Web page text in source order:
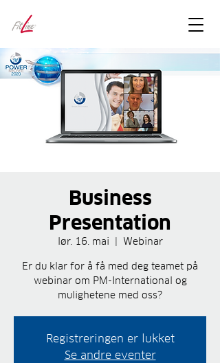
Business
Presentation
lør. 16. mai
  |
Webinar
Er du klar for å få med deg teamet på
webinar om PM-International og
mulighetene med oss?
Registreringen er lukket
Se andre eventer